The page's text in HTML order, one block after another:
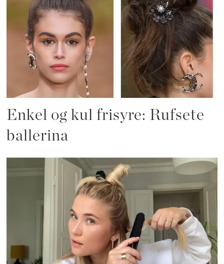
Enkel og kul frisyre: Rufsete
ballerina